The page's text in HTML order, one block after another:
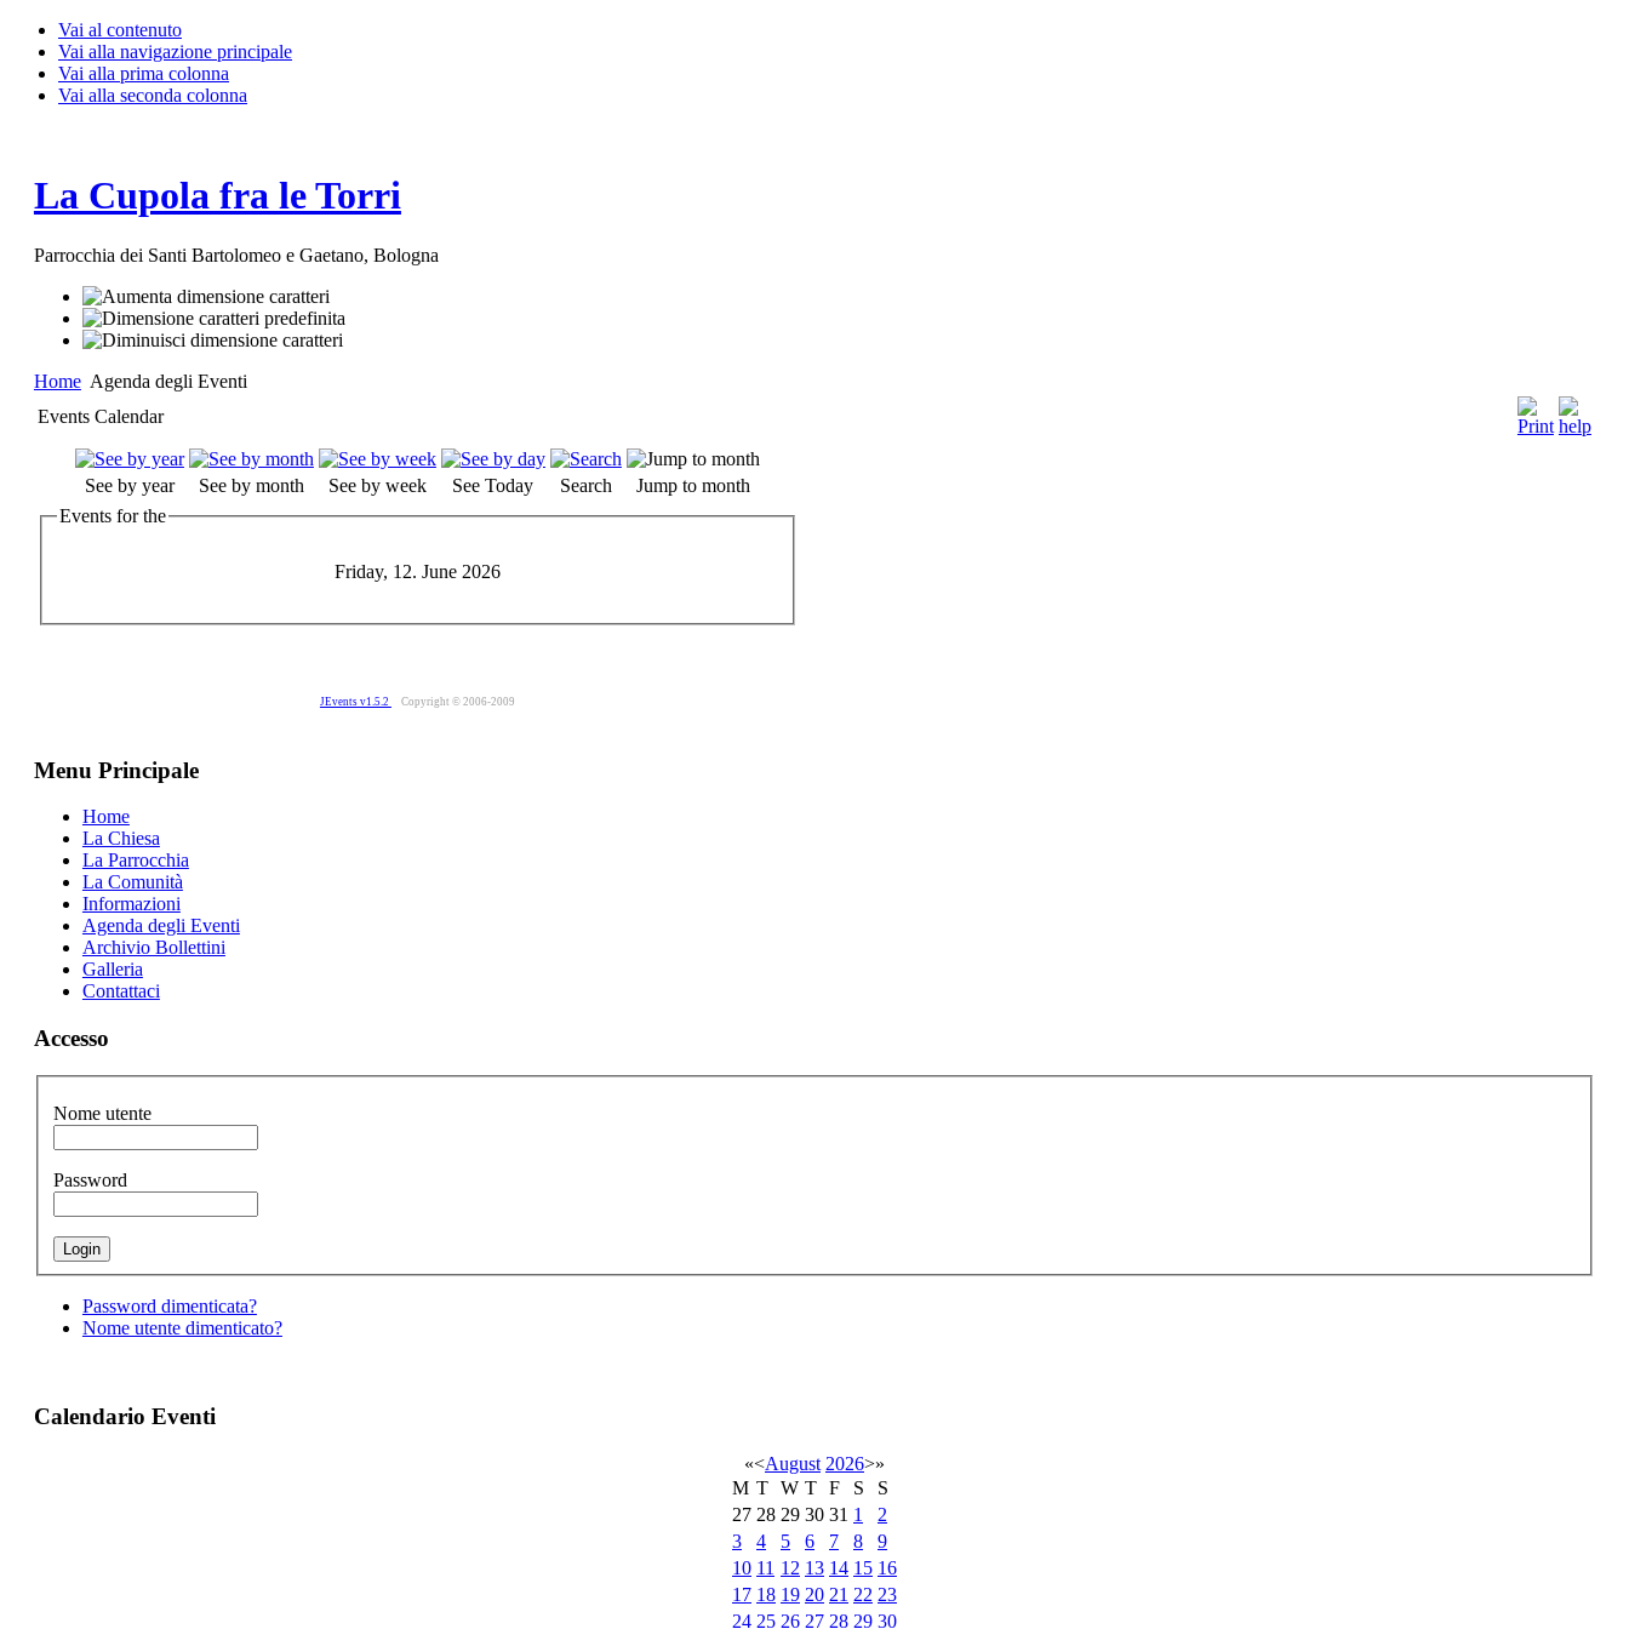
Vai al contenuto
Vai alla navigazione principale
Vai alla prima colonna
Vai alla seconda colonna
La Cupola fra le Torri
Parrocchia dei Santi Bartolomeo e Gaetano, Bologna
Home Agenda degli Eventi
Events Calendar
See by year See by month See by week See Today Search
Jump to month
Events for the
Friday, 12. June 2026
JEvents v1.5.2 Copyright © 2006-2009
Menu Principale
Home
La Chiesa
La Parrocchia
La Comunità
Informazioni
Agenda degli Eventi
Archivio Bollettini
Galleria
Contattaci
Accesso
Nome utente
Password
Password dimenticata?
Nome utente dimenticato?
Calendario Eventi
«<August 2026>»
M T W T F S
S
27 28 29 30 31 1
2
3
4 5 6 7 8
9
10 11 12 13 14 15 16
17 18 19 20 21 22 23
24 25 26 27 28 29 30